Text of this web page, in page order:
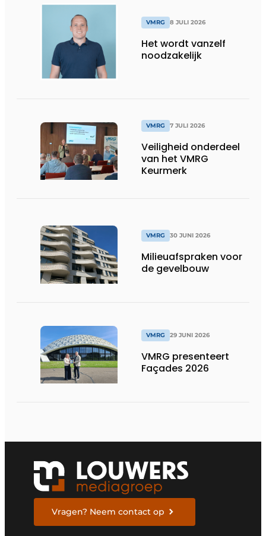
VMRG 8 JULI 2026
Het wordt vanzelf
noodzakelijk
VMRG 7 JULI 2026
Veiligheid onderdeel
van het VMRG
Keurmerk
VMRG 30 JUNI 2026
Milieuafspraken voor
de gevelbouw
VMRG 29 JUNI 2026
VMRG presenteert
Façades 2026
Vragen? Neem contact op